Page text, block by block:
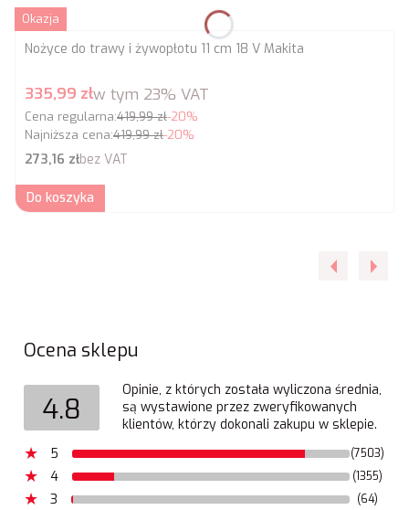
Okazja
Nożyce do trawy i żywopłotu 11 cm 18 V Makita
Cena promocyjna brutto
335,99 złw tym 23% VAT
Cena regularna:419,99 zł-20%
Najniższa cena:419,99 zł-20%
Cena netto
273,16 złbez VAT
Do koszyka
Ocena sklepu
4.8
Opinie, z których została wyliczona średnia,
są wystawione przez zweryfikowanych
klientów, którzy dokonali zakupu w sklepie.
5
(7503)
4 (1355)
3 (64)